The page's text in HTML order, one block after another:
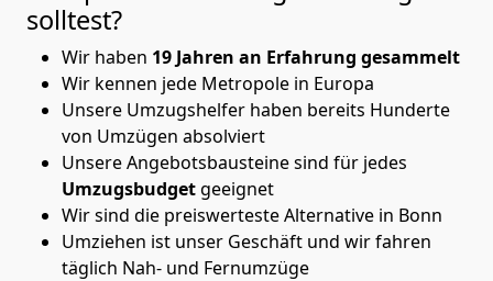
solltest?
Wir haben 19 Jahren an Erfahrung gesammelt
Wir kennen jede Metropole in Europa
Unsere Umzugshelfer haben bereits Hunderte
von Umzügen absolviert
Unsere Angebotsbausteine sind für jedes
Umzugsbudgetgeeignet
Wir sind die preiswerteste Alternative in Bonn
Umziehen ist unser Geschäft und wir fahren
täglich Nah- und Fernumzüge